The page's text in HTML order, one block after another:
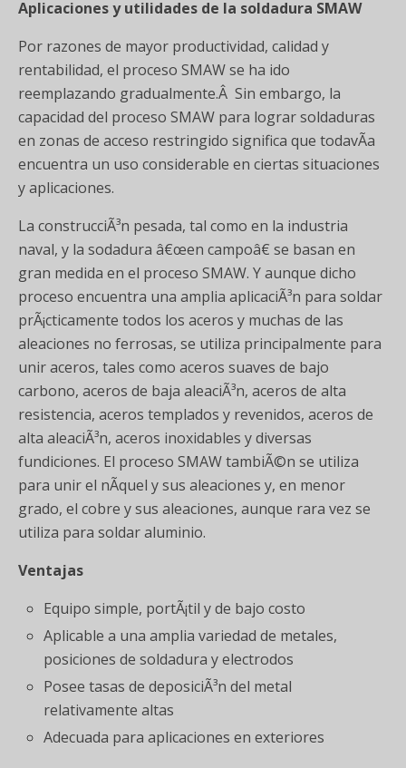
Aplicaciones y utilidades de la soldadura SMAW
Por razones de mayor productividad, calidad y
rentabilidad, el proceso SMAW se ha ido
reemplazando gradualmente.Â Sin embargo, la
capacidad del proceso SMAW para lograr soldaduras
en zonas de acceso restringido significa que todavÃ­a
encuentra un uso considerable en ciertas situaciones
y aplicaciones.
La construcciÃ³n pesada, tal como en la industria
naval, y la sodadura â€œen campoâ€ se basan en
gran medida en el proceso SMAW. Y aunque dicho
proceso encuentra una amplia aplicaciÃ³n para soldar
prÃ¡cticamente todos los aceros y muchas de las
aleaciones no ferrosas, se utiliza principalmente para
unir aceros, tales como aceros suaves de bajo
carbono, aceros de baja aleaciÃ³n, aceros de alta
resistencia, aceros templados y revenidos, aceros de
alta aleaciÃ³n, aceros inoxidables y diversas
fundiciones. El proceso SMAW tambiÃ©n se utiliza
para unir el nÃ­quel y sus aleaciones y, en menor
grado, el cobre y sus aleaciones, aunque rara vez se
utiliza para soldar aluminio.
Ventajas
Equipo simple, portÃ¡til y de bajo costo
Aplicable a una amplia variedad de metales,
posiciones de soldadura y electrodos
Posee tasas de deposiciÃ³n del metal
relativamente altas
Adecuada para aplicaciones en exteriores